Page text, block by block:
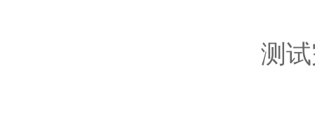
测